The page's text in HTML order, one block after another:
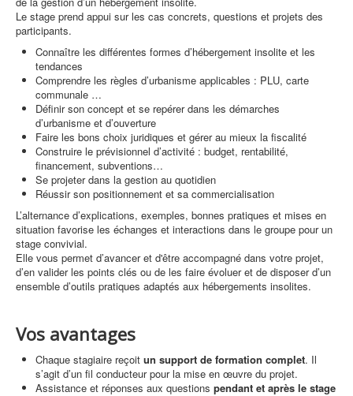
Le stage prend appui sur les cas concrets, questions et projets des
participants.
Connaître les différentes formes d’hébergement insolite et les
tendances
Comprendre les règles d’urbanisme applicables : PLU, carte
communale …
Définir son concept et se repérer dans les démarches
d’urbanisme et d’ouverture
Faire les bons choix juridiques et gérer au mieux la fiscalité
Construire le prévisionnel d’activité : budget, rentabilité,
financement, subventions…
Se projeter dans la gestion au quotidien
Réussir son positionnement et sa commercialisation
L’alternance d’explications, exemples, bonnes pratiques et mises en
situation favorise les échanges et interactions dans le groupe pour un
stage convivial.
Elle vous permet d’avancer et d'être accompagné dans votre projet,
d’en valider les points clés ou de les faire évoluer et de disposer d’un
ensemble d’outils pratiques adaptés aux hébergements insolites.
Vos avantages
Chaque stagiaire reçoit un support de formation complet. Il
s’agit d’un fil conducteur pour la mise en œuvre du projet.
Assistance et réponses aux questions pendant et après le stage